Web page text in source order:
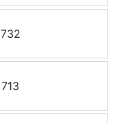
732
713